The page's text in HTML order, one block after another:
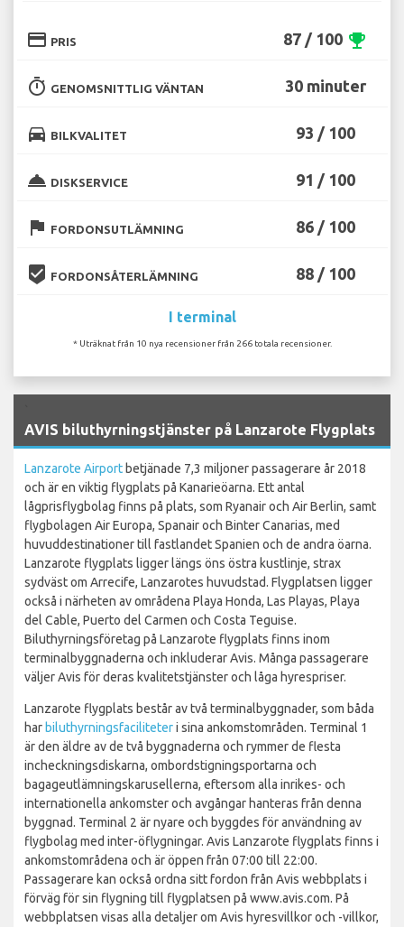
credit_card PRIS 87 / 100 emoji_events
timer GENOMSNITTLIG VÄNTAN 30 minuter
directions_car BILKVALITET 93 / 100
room_service DISKSERVICE 91 / 100
flag FORDONSUTLÄMNING 86 / 100
beenhere FORDONSÅTERLÄMNING 88 / 100
I terminal
* Uträknat från 10 nya recensioner från 266 totala recensioner.
AVIS biluthyrningstjänster på Lanzarote Flygplats
Lanzarote Airportbetjänade 7,3 miljoner passagerare år 2018
och är en viktig flygplats på Kanarieöarna. Ett antal
lågprisflygbolag finns på plats, som Ryanair och Air Berlin, samt
flygbolagen Air Europa, Spanair och Binter Canarias, med
huvuddestinationer till fastlandet Spanien och de andra öarna.
Lanzarote flygplats ligger längs öns östra kustlinje, strax
sydväst om Arrecife, Lanzarotes huvudstad. Flygplatsen ligger
också i närheten av områdena Playa Honda, Las Playas, Playa
del Cable, Puerto del Carmen och Costa Teguise.
Biluthyrningsföretag på Lanzarote flygplats finns inom
terminalbyggnaderna och inkluderar Avis. Många passagerare
väljer Avis för deras kvalitetstjänster och låga hyrespriser.
Lanzarote flygplats består av två terminalbyggnader, som båda
harbiluthyrningsfaciliteteri sina ankomstområden. Terminal 1
är den äldre av de två byggnaderna och rymmer de flesta
incheckningsdiskarna, ombordstigningsportarna och
bagageutlämningskarusellerna, eftersom alla inrikes- och
internationella ankomster och avgångar hanteras från denna
byggnad. Terminal 2 är nyare och byggdes för användning av
flygbolag med inter-öflygningar. Avis Lanzarote flygplats finns i
ankomstområdena och är öppen från 07:00 till 22:00.
Passagerare kan också ordna sitt fordon från Avis webbplats i
förväg för sin flygning till flygplatsen på www.avis.com. På
webbplatsen visas alla detaljer om Avis hyresvillkor och -villkor,